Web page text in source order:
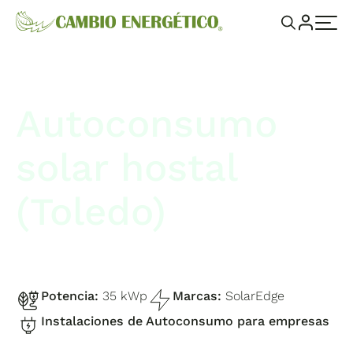
Potencia:35 kWp Marcas:SolarEdge
Instalaciones de Autoconsumo para empresas